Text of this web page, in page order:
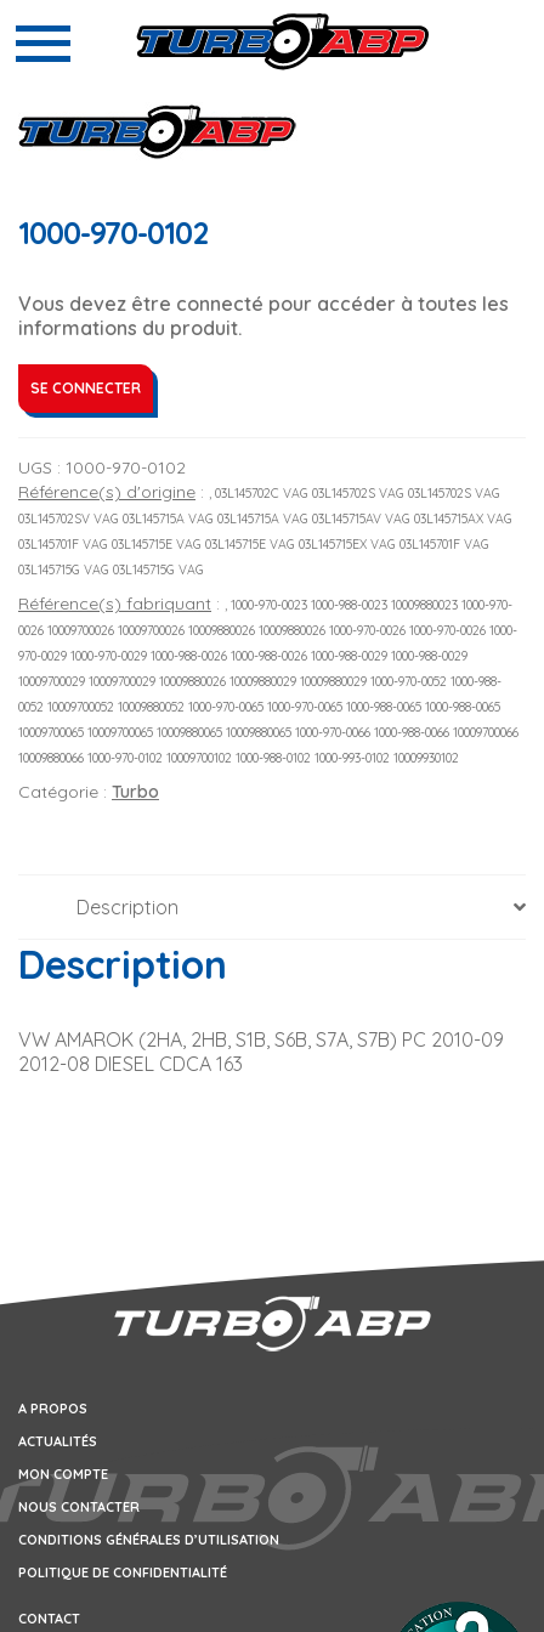
1000-970-0102
Vous devez être connecté pour accéder à toutes les
informations du produit.
SE CONNECTER
UGS : 1000-970-0102
Référence(s) d'origine : , 03L145702C VAG 03L145702S VAG 03L145702S VAG
03L145702SV VAG 03L145715A VAG 03L145715A VAG 03L145715AV VAG 03L145715AX VAG
03L145701F VAG 03L145715E VAG 03L145715E VAG 03L145715EX VAG 03L145701F VAG
03L145715G VAG 03L145715G VAG
Référence(s) fabriquant : , 1000-970-0023 1000-988-0023 10009880023 1000-970-
0026 10009700026 10009700026 10009880026 10009880026 1000-970-0026 1000-970-0026 1000-
970-0029 1000-970-0029 1000-988-0026 1000-988-0026 1000-988-0029 1000-988-0029
10009700029 10009700029 10009880026 10009880029 10009880029 1000-970-0052 1000-988-
0052 10009700052 10009880052 1000-970-0065 1000-970-0065 1000-988-0065 1000-988-0065
10009700065 10009700065 10009880065 10009880065 1000-970-0066 1000-988-0066 10009700066
10009880066 1000-970-0102 10009700102 1000-988-0102 1000-993-0102 10009930102
Catégorie : Turbo
Description
Description
VW AMAROK (2HA, 2HB, S1B, S6B, S7A, S7B) PC 2010-09
2012-08 DIESEL CDCA 163
A PROPOS
ACTUALITÉS
MON COMPTE
NOUS CONTACTER
CONDITIONS GÉNÉRALES D’UTILISATION
POLITIQUE DE CONFIDENTIALITÉ
CONTACT